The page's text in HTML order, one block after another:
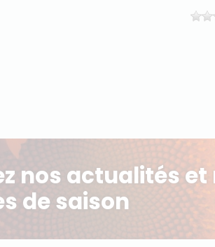
nos actualités et
de saison